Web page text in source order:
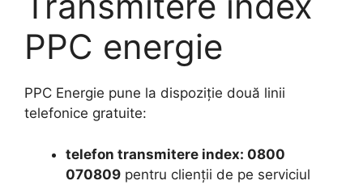
PPC energie
PPC Energie pune la dispoziție două linii
telefonice gratuite:
telefon transmitere index: 0800
070809 pentru clienții de pe serviciul